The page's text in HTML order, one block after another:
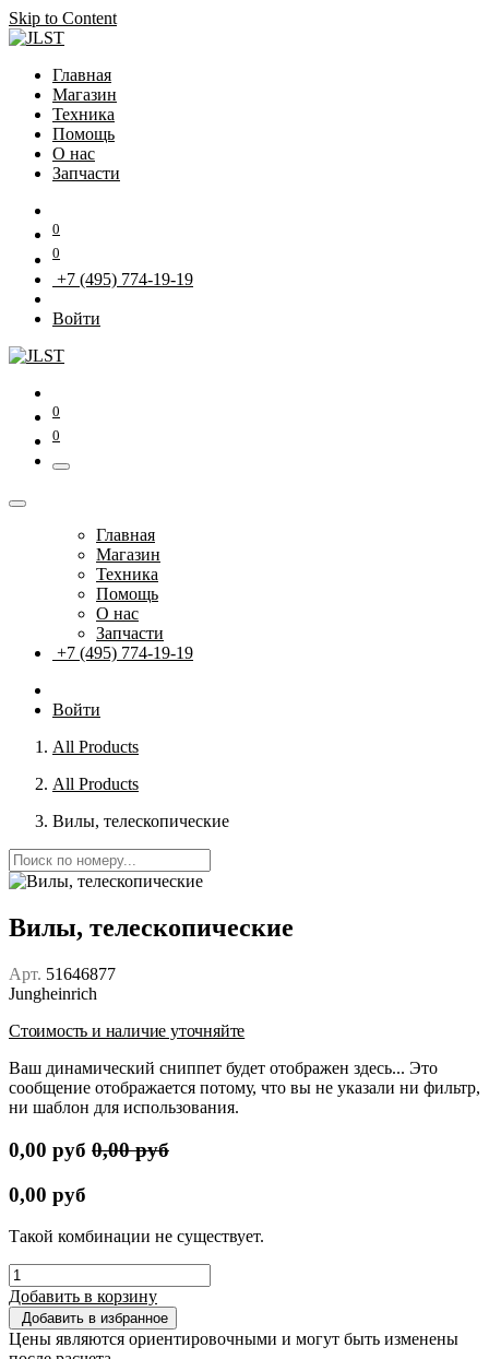
Skip to Content
Главная
Магазин
Техника
Помощь
О нас
Запчасти
0
0
+7 (495) 774-19-19
Войти
0
0
Главная
Магазин
Техника
Помощь
О нас
Запчасти
+7 (495) 774-19-19
Войти
All Products
All Products
Вилы, телескопические
Вилы, телескопические
Арт. 51646877
Jungheinrich
Стоимость и наличие уточняйте
Ваш динамический сниппет будет отображен здесь... Это
сообщение отображается потому, что вы не указали ни фильтр,
ни шаблон для использования.
0,00 руб 0,00руб
0,00 руб
Такой комбинации не существует.
Добавить в корзину
Добавить в избранное
Цены являются ориентировочными и могут быть изменены